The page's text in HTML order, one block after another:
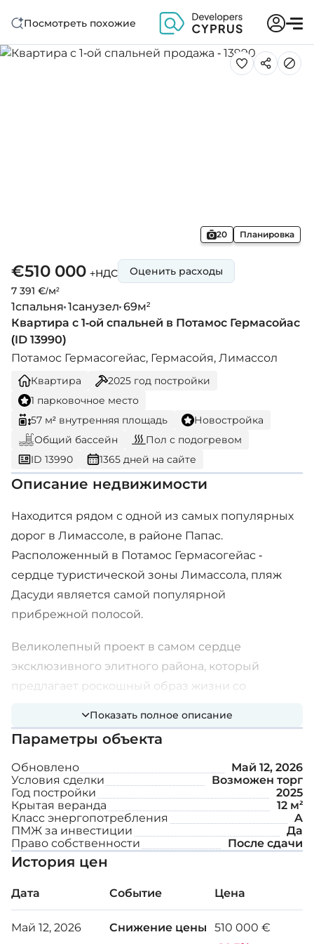
Посмотреть похожие
20 Планировка
€510 000 +НДС
7 391 €/м²
Оценить расходы
1спальня 1санузел 69м²
Квартира с 1-ой спальней в Потамос Гермасойас
(ID 13990)
Потамос Гермасогейас, Гермасойя, Лимассол
Квартира 2025 год постройки
1 парковочное место
57 м² внутренняя площадь
Новостройка
Общий бассейн
Пол с подогревом
ID 13990
1365 дней на сайте
Описание недвижимости
Находится рядом с одной из самых популярных
дорог в Лимассоле, в районе Папас.
Расположенный в Потамос Гермасогейас -
сердце туристической зоны Лимассола, пляж
Дасуди является самой популярной
прибрежной полосой.
Великолепный проект в самом сердце
эксклюзивного элитного района, который
предлагает роскошный образ жизни со
роскошная квартира создана, чтобы обогатить
ваше видение, используя окна от пола до
потолка, из которых открываются
захватывающие виды на город и соседние
холмы в качестве фона.
Почувствуйте себя в уютном изысканном доме,
оснащенном всеми необходимыми деталями и
отличается продуманным и функциональным
роскоши. Во всех резиденциях вас ждут
Показать полное описание
Параметры объекта
Обновлено
Май 12, 2026
Условия сделки
Возможен торг
Год постройки
2025
Крытая веранда
12 м²
Класс энергопотребления
A
ПМЖ за инвестиции
Да
Право собственности
После сдачи
История цен
Дата Событие Цена
Май 12, 2026 Снижение цены
510 000 €